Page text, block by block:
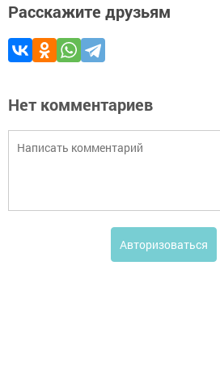
Расскажите друзьям
Нет комментариев
Авторизоваться